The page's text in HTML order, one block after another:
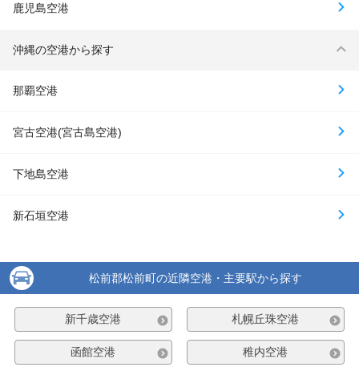
鹿児島空港
沖縄の空港から探す
那覇空港
宮古空港(宮古島空港)
下地島空港
新石垣空港
松前郡松前町の近隣空港・主要駅から探す
新千歳空港 札幌丘珠空港
函館空港 稚内空港